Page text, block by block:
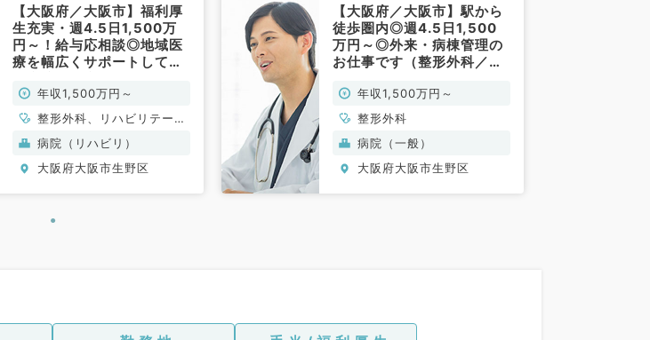
【大阪府／大阪市】福利厚
生充実・週4.5日1,500万
円～！給与応相談◎地域医
療を幅広くサポートしてい
事（科目不問／常勤）
年収1,500万円～
整形外科、リハビリテーシ
ョン科、一般内科
病院（リハビリ）
大阪府大阪市生野区
【大阪府／大阪市】駅から
徒歩圏内◎週4.5日1,500
万円～◎外来・病棟管理の
お仕事です（整形外科／常
年収1,500万円～
整形外科
病院（一般）
大阪府大阪市生野区